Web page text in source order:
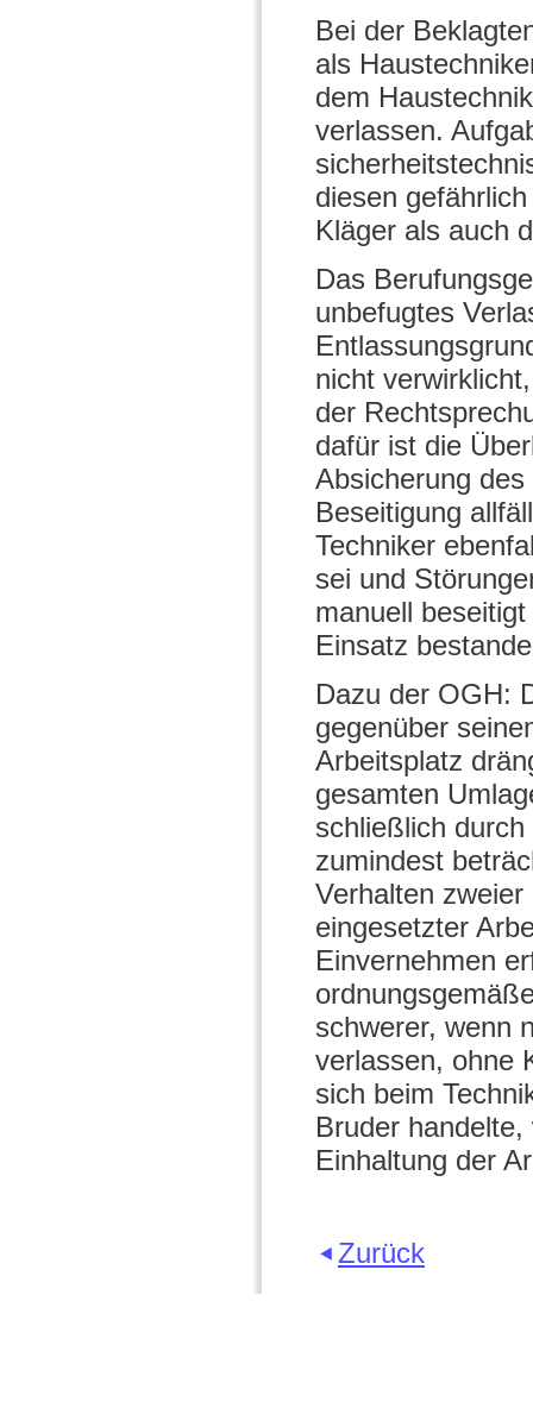
Bei der
als
dem
verlassen.
diesen
Kläger als auch
Das
unbefugtes
nicht
der
dafür ist die
Absicherung
Beseitigung
Techniker
sei und
manuell
Einsatz
Dazu der OGH:
gegenüber
Arbeitsplatz
gesamten
schließlich
zumindest
Verhalten
eingesetzter
Einvernehmen
schwerer, wenn
verlassen, ohne
sich beim
Bruder
Einhaltung der
Zurück